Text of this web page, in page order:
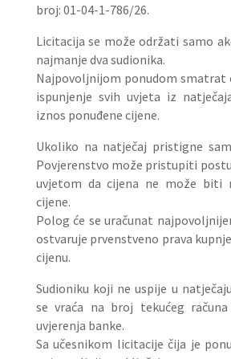
broj: 01-04-1-786/26.
Licitacija se može održati samo
najmanje dva sudionika.
Najpovoljnijom ponudom smatrat
ispunjenje svih uvjeta iz
iznos ponuđene cijene.
Ukoliko na natječaj pristigne
Povjerenstvo može pristupiti
uvjetom da cijena ne može biti
cijene.
Polog će se uračunat
ostvaruje prvenstveno prava
cijenu.
Sudioniku koji ne uspije u
se vraća na broj tekućeg
uvjerenja banke.
Sa učesnikom licitacije čija je